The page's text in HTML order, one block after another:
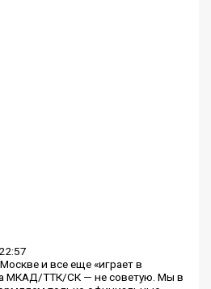
и все еще «играет в
МКАД/ТТК/СК — не советую. Мы в